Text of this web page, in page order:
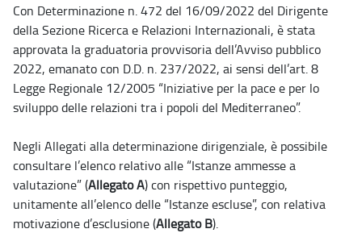
Con Determinazione n. 472 del 16/09/2022 del Dirigente
della Sezione Ricerca e Relazioni Internazionali, è stata
approvata la graduatoria provvisoria dell’Avviso pubblico
2022, emanato con D.D. n. 237/2022, ai sensi dell’art. 8
Legge Regionale 12/2005 “Iniziative per la pace e per lo
sviluppo delle relazioni tra i popoli del Mediterraneo”.
Negli Allegati alla determinazione dirigenziale, è possibile
consultare l’elenco relativo alle “Istanze ammesse a
valutazione” (Allegato A) con rispettivo punteggio,
unitamente all’elenco delle “Istanze escluse”, con relativa
motivazione d’esclusione (Allegato B).